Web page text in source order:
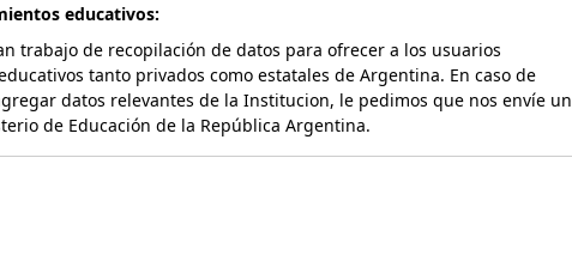
educativos:
trabajo de recopilación de datos para ofrecer a los usuarios
tanto privados como estatales de Argentina. En caso de
datos relevantes de la Institucion, le pedimos que nos envíe un
de Educación de la República Argentina.